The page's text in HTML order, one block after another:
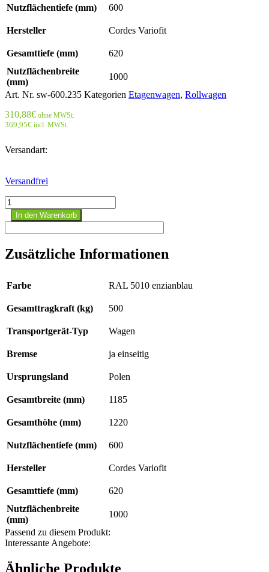
Nutzflächentiefe (mm) 600
Hersteller Cordes Variofit
Gesamttiefe (mm)
620
Nutzflächenbreite
(mm)
1000
Art. Nr. sw-600.235 Kategorien Etagenwagen, Rollwagen
310,88€ ohne MWSt.
369,95€ incl. MWSt.
Versandart:
Versandfrei
Etagenwagen
niedrig
Menge
In den Warenkorb
Zusätzliche Informationen
Farbe RAL 5010 enzianblau
Gesamttragkraft (kg) 500
Transportgerät-Typ Wagen
Bremse ja einseitig
Ursprungsland Polen
Gesamtbreite (mm) 1185
Gesamthöhe (mm) 1220
Nutzflächentiefe (mm) 600
Hersteller Cordes Variofit
Gesamttiefe (mm)
620
Nutzflächenbreite
(mm)
1000
Passend zu diesem Produkt:
Interessante Angebote:
Ähnliche Produkte